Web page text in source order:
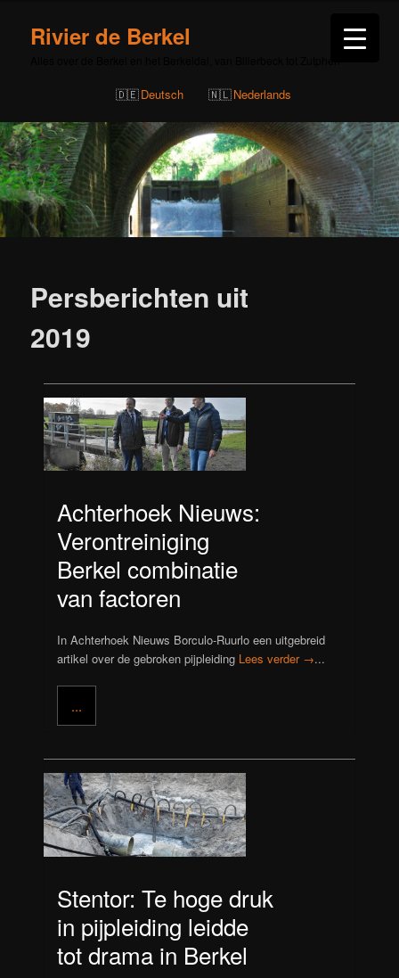
Rivier de Berkel
Deutsch Nederlands
Persberichten uit
2019
Achterhoek Nieuws:
Verontreiniging
Berkel combinatie
van factoren
In Achterhoek Nieuws Borculo-Ruurlo een uitgebreid
artikel over de gebroken pijpleiding Lees verder →...
...
Stentor: Te hoge druk
in pijpleiding leidde
tot drama in Berkel